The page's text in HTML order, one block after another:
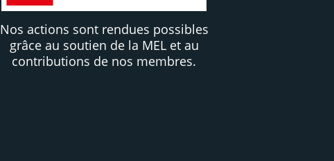
Nos actions sont rendues possibles
grâce au soutien de la MEL et au
contributions de nos membres.